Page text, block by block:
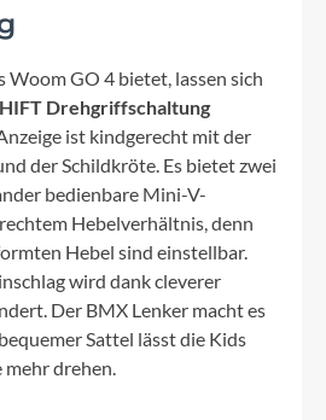
Woom GO 4 bietet, lassen sich
Drehgriffschaltung
ist kindgerecht mit der
der Schildkröte. Es bietet zwei
bedienbare Mini-V-
Hebelverhältnis, denn
Hebel sind einstellbar.
wird dank cleverer
Der BMX Lenker macht es
Sattel lässt die Kids
mehr drehen.